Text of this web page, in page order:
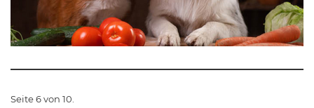
Seite 6 von 10.